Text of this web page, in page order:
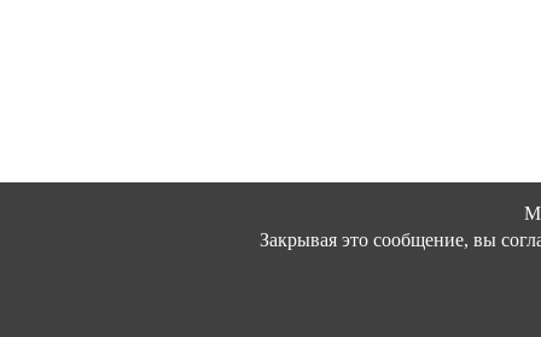
Закрывая это сообщение, вы